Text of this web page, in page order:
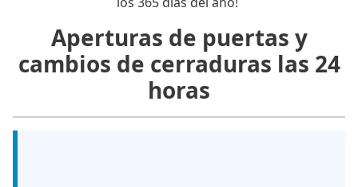
Aperturas de puertas y
cambios de cerraduras las 24
horas